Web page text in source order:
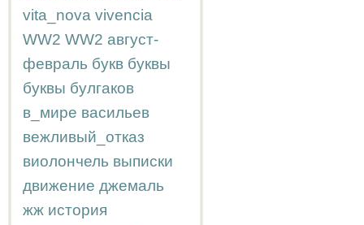
vita_nova vivencia
WW2 WW2 август-
февраль букв буквы
буквы булгаков
в_мире васильев
вежливый_отказ
виолончель выписки
движение джемаль
жж история